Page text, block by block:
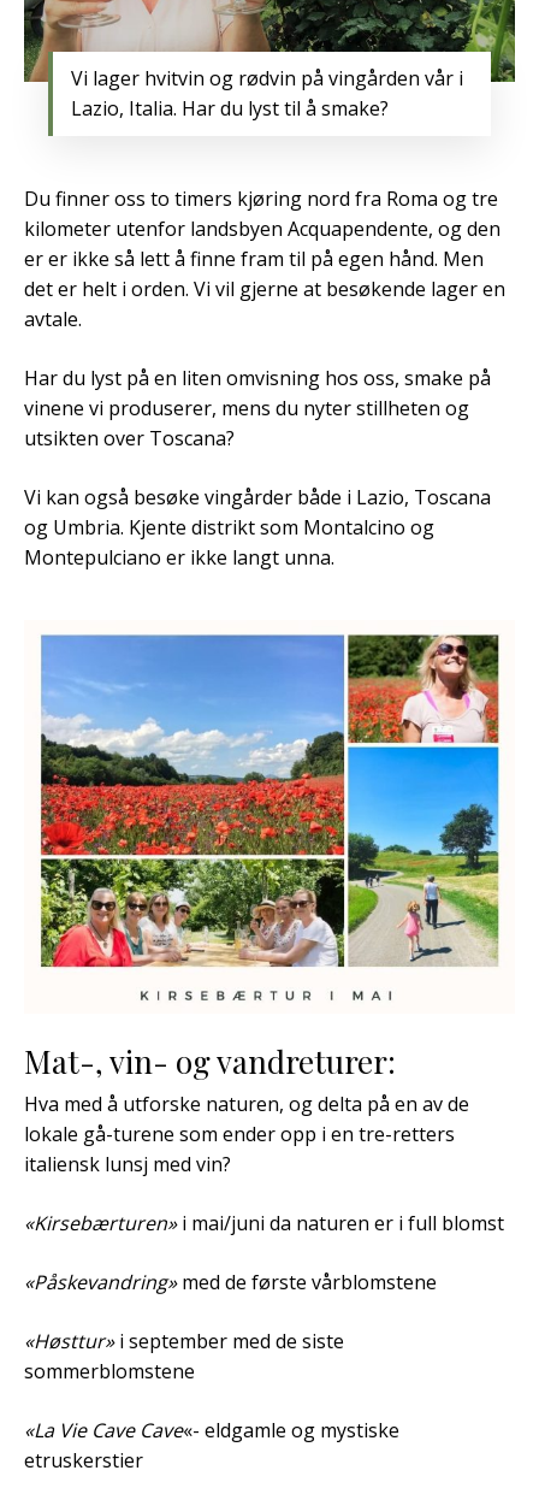
Vi lager hvitvin og rødvin på vingården vår i
Lazio, Italia. Har du lyst til å smake?
Du finner oss to timers kjøring nord fra Roma og tre
kilometer utenfor landsbyen Acquapendente, og den
er er ikke så lett å finne fram til på egen hånd. Men
det er helt i orden. Vi vil gjerne at besøkende lager en
avtale.
Har du lyst på en liten omvisning hos oss, smake på
vinene vi produserer, mens du nyter stillheten og
utsikten over Toscana?
Vi kan også besøke vingårder både i Lazio, Toscana
og Umbria. Kjente distrikt som Montalcino og
Montepulciano er ikke langt unna.
Mat-, vin- og vandreturer:
Hva med å utforske naturen, og delta på en av de
lokale gå-turene som ender opp i en tre-retters
italiensk lunsj med vin?
«Kirsebærturen»i mai/juni da naturen er i full blomst
«Påskevandring»med de første vårblomstene
«Høsttur»i september med de siste
sommerblomstene
«La Vie Cave Cave«- eldgamle og mystiske
etruskerstier